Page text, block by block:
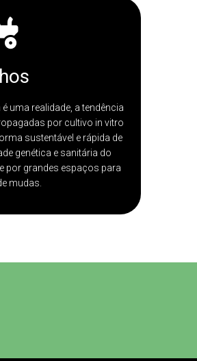
uma realidade, a tendência
por cultivo in vitro
sustentável e rápida de
genética e sanitária do
por grandes espaços para
mudas.